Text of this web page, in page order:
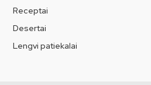
Receptai
Desertai
Lengvi patiekalai